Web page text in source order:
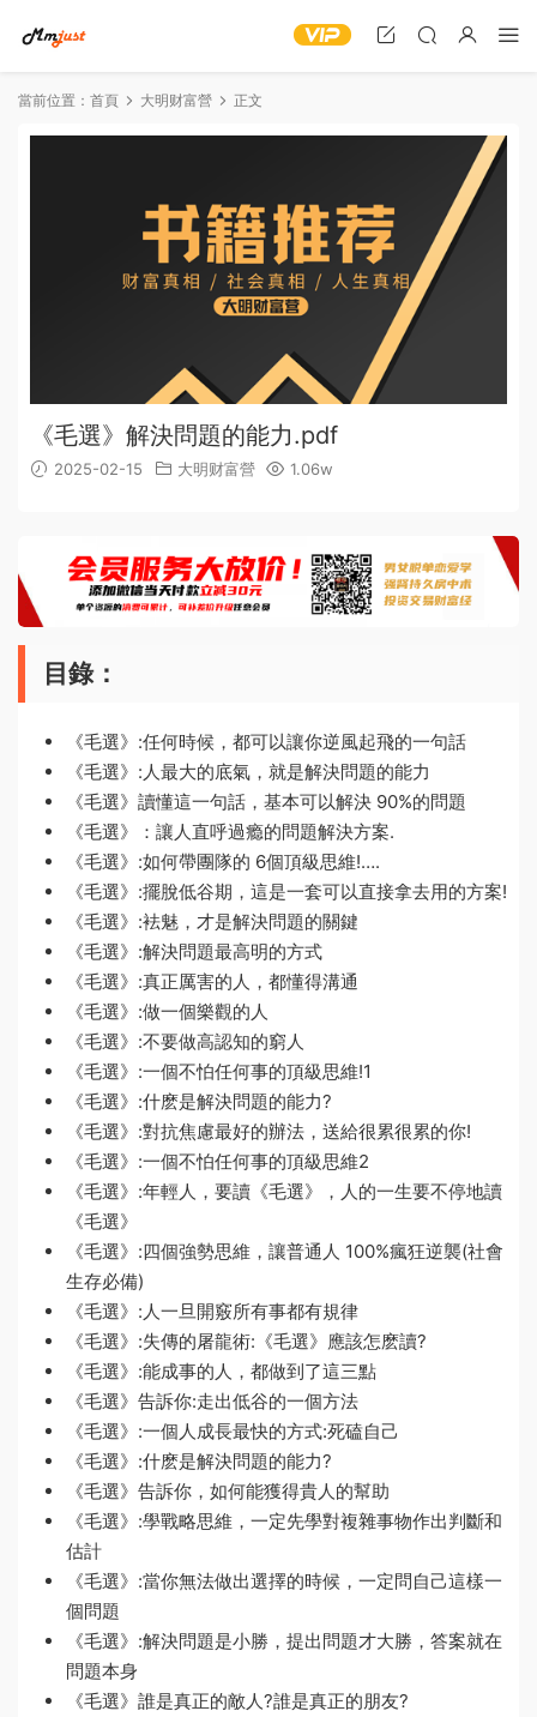
當前位置： 首頁 大明财富營 正文
《毛選》解決問題的能力.pdf
2025-02-15 大明财富營 1.06w
目錄：
《毛選》:任何時候，都可以讓你逆風起飛的一句話
《毛選》:人最大的底氣，就是解決問題的能力
《毛選》讀懂這一句話，基本可以解決 90%的問題
《毛選》：讓人直呼過瘾的問題解決方案.
《毛選》:如何帶團隊的 6個頂級思維!….
《毛選》:擺脫低谷期，這是一套可以直接拿去用的方案!
《毛選》:袪魅，才是解決問題的關鍵
《毛選》:解決問題最高明的方式
《毛選》:真正厲害的人，都懂得溝通
《毛選》:做一個樂觀的人
《毛選》:不要做高認知的窮人
《毛選》:一個不怕任何事的頂級思維!1
《毛選》:什麽是解決問題的能力?
《毛選》:對抗焦慮最好的辦法，送給很累很累的你!
《毛選》:一個不怕任何事的頂級思維2
《毛選》:年輕人，要讀《毛選》，人的一生要不停地讀
《毛選》
《毛選》:四個強勢思維，讓普通人 100%瘋狂逆襲(社會
生存必備)
《毛選》:人一旦開竅所有事都有規律
《毛選》:失傳的屠龍術:《毛選》應該怎麽讀?
《毛選》:能成事的人，都做到了這三點
《毛選》告訴你:走出低谷的一個方法
《毛選》:一個人成長最快的方式:死磕自己
《毛選》:什麽是解決問題的能力?
《毛選》告訴你，如何能獲得貴人的幫助
《毛選》:學戰略思維，一定先學對複雜事物作出判斷和
估計
《毛選》:當你無法做出選擇的時候，一定問自己這樣一
個問題
《毛選》:解決問題是小勝，提出問題才大勝，答案就在
問題本身
《毛選》誰是真正的敵人?誰是真正的朋友?